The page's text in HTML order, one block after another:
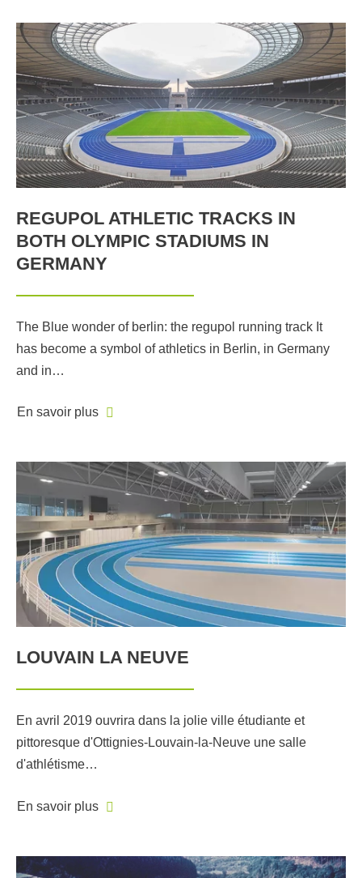
REGUPOL ATHLETIC TRACKS IN
BOTH OLYMPIC STADIUMS IN
GERMANY
The Blue wonder of berlin: the regupol running track It
has become a symbol of athletics in Berlin, in Germany
and in…
En savoir plus
LOUVAIN LA NEUVE
En avril 2019 ouvrira dans la jolie ville étudiante et
pittoresque d'Ottignies-Louvain-la-Neuve une salle
d'athlétisme…
En savoir plus